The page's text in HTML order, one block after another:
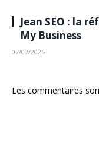
Jean SEO : la
My Business
07/07/2026
Les commentaires